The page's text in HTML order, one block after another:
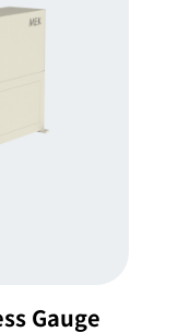
Gauge